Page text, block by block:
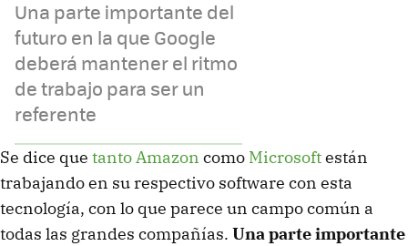
Una parte importante del
futuro en la que Google
deberá mantener el ritmo
de trabajo para ser un
referente
Se dice que tanto Amazon como Microsoftestán
trabajando en su respectivo software con esta
tecnología, con lo que parece un campo común a
todas las grandes compañías. Una parte importante